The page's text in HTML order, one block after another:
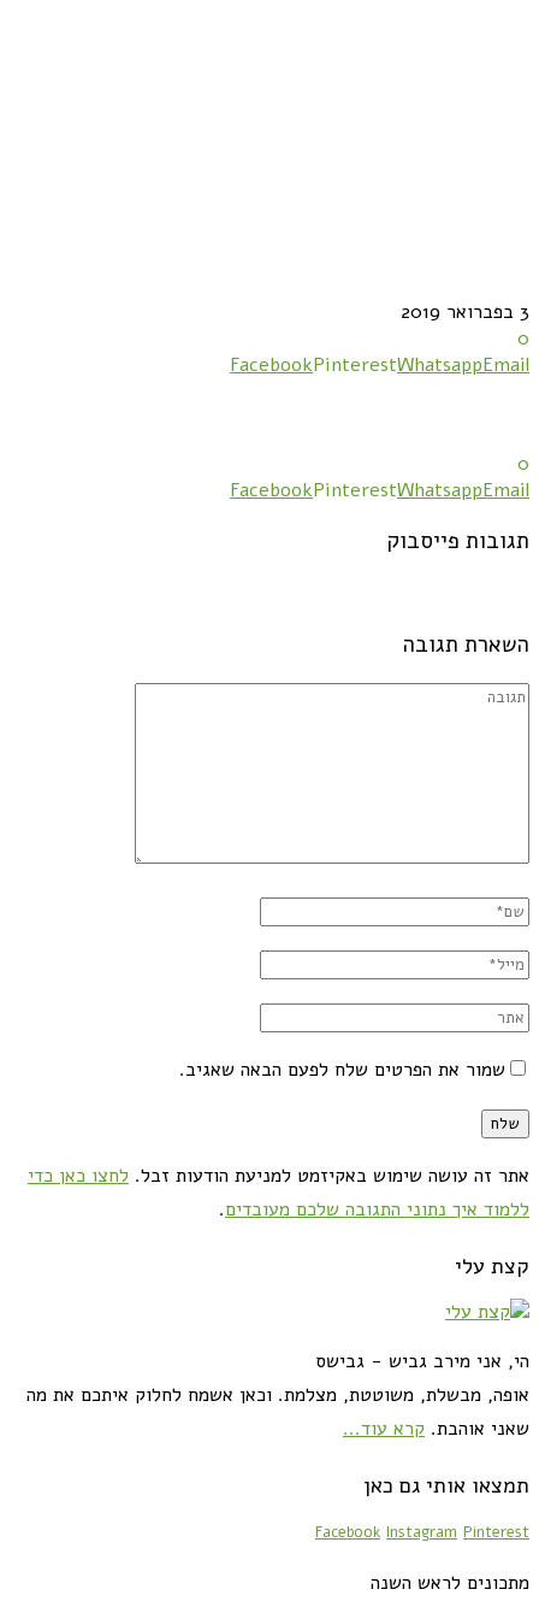
3 בפברואר 2019
0
FacebookPinterestWhatsappEmail
0
FacebookPinterestWhatsappEmail
תגובות פייסבוק
השארת תגובה
שמור את הפרטים שלח לפעם הבאה שאגיב.
אתר זה עושה שימוש באקיזמט למניעת הודעות זבל. לחצו כאן כדי
ללמוד איך נתוני התגובה שלכם מעובדים.
קצת עלי
הי, אני מירב גביש - גבישס
אופה, מבשלת, משוטטת, מצלמת. וכאן אשמח לחלוק איתכם את מה
שאני אוהבת. קרא עוד...
תמצאו אותי גם כאן
Facebook Instagram Pinterest
מתכונים לראש השנה